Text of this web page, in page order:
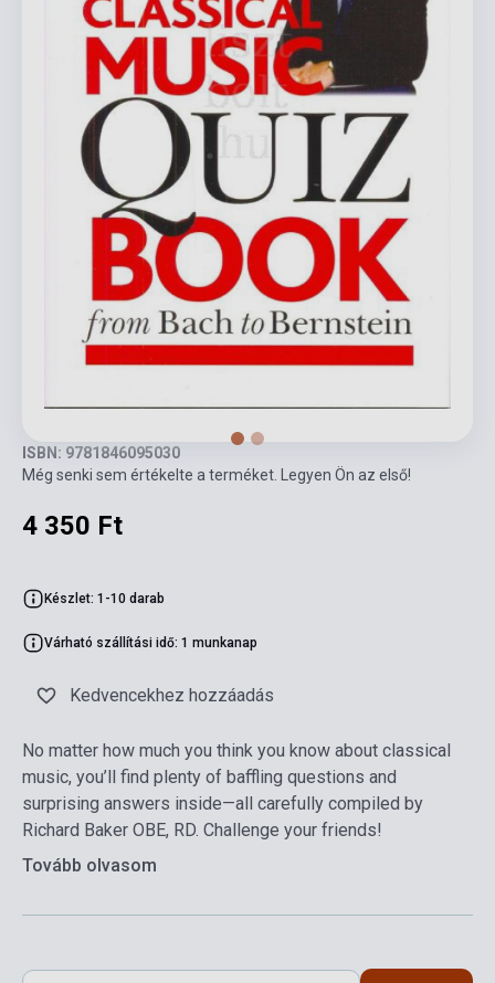
ISBN: 9781846095030
Még senki sem értékelte a terméket. Legyen Ön az első!
4 350 Ft
Készlet: 1-10 darab
Várható szállítási idő: 1 munkanap
Kedvencekhez hozzáadás
No matter how much you think you know about classical
music, you’ll find plenty of baffling questions and
surprising answers inside—all carefully compiled by
Richard Baker OBE, RD. Challenge your friends!
Tovább olvasom